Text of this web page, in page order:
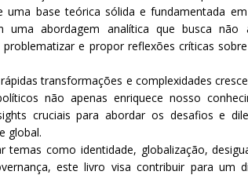
uma base teórica sólida e fundamentada
uma abordagem analítica que busca não
problematizar e propor reflexões críticas
transformações e complexidades
não apenas enriquece nosso
cruciais para abordar os desafios e
global.
temas como identidade, globalização,
este livro visa contribuir para um